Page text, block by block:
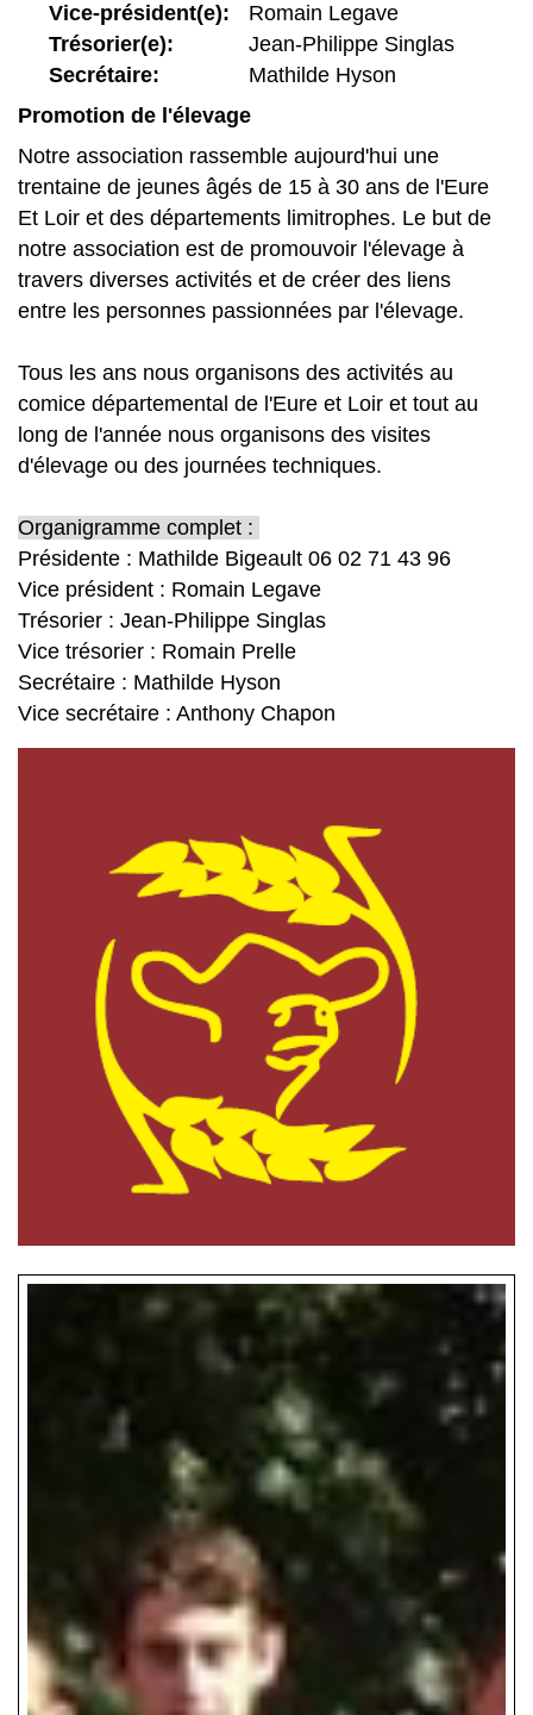
Vice-président(e):
Trésorier(e):
Secrétaire:
Romain Legave
Jean-Philippe Singlas
Mathilde Hyson
Promotion de l'élevage
Notre association rassemble aujourd'hui une
trentaine de jeunes âgés de 15 à 30 ans de l'Eure
Et Loir et des départements limitrophes. Le but de
notre association est de promouvoir l'élevage à
travers diverses activités et de créer des liens
entre les personnes passionnées par l'élevage.
Tous les ans nous organisons des activités au
comice départemental de l'Eure et Loir et tout au
long de l'année nous organisons des visites
d'élevage ou des journées techniques.
Organigramme complet :
Présidente : Mathilde Bigeault 06 02 71 43 96
Vice président : Romain Legave
Trésorier : Jean-Philippe Singlas
Vice trésorier : Romain Prelle
Secrétaire : Mathilde Hyson
Vice secrétaire : Anthony Chapon